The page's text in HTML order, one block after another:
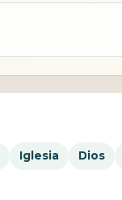
Iglesia Dios